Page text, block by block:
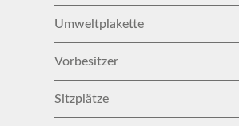
Umweltplakette
Vorbesitzer
Sitzplätze